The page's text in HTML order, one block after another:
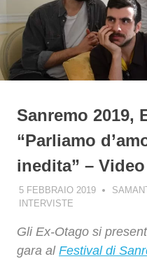
Sanremo 2019,
“Parliamo
inedita” – Video
5 FEBBRAIO 2019
INTERVISTE
Gli Ex-Otago si
gara al Festival di